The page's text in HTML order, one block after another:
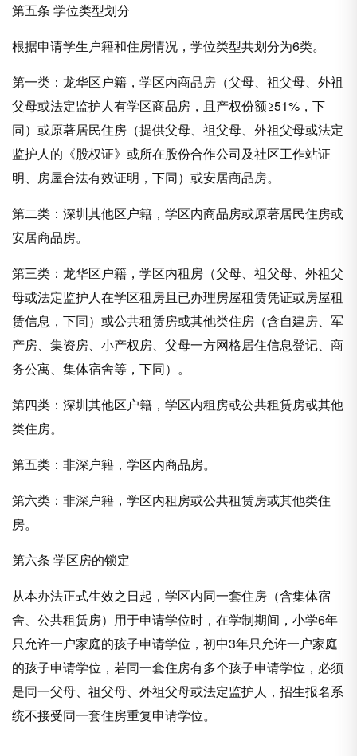
第五条 学位类型划分
根据申请学生户籍和住房情况，学位类型共划分为6类。
第一类：龙华区户籍，学区内商品房（父母、祖父母、外祖
父母或法定监护人有学区商品房，且产权份额≥51%，下
同）或原著居民住房（提供父母、祖父母、外祖父母或法定
监护人的《股权证》或所在股份合作公司及社区工作站证
明、房屋合法有效证明，下同）或安居商品房。
第二类：深圳其他区户籍，学区内商品房或原著居民住房或
安居商品房。
第三类：龙华区户籍，学区内租房（父母、祖父母、外祖父
母或法定监护人在学区租房且已办理房屋租赁凭证或房屋租
赁信息，下同）或公共租赁房或其他类住房（含自建房、军
产房、集资房、小产权房、父母一方网格居住信息登记、商
务公寓、集体宿舍等，下同）。
第四类：深圳其他区户籍，学区内租房或公共租赁房或其他
类住房。
第五类：非深户籍，学区内商品房。
第六类：非深户籍，学区内租房或公共租赁房或其他类住
房。
第六条 学区房的锁定
从本办法正式生效之日起，学区内同一套住房（含集体宿
舍、公共租赁房）用于申请学位时，在学制期间，小学6年
只允许一户家庭的孩子申请学位，初中3年只允许一户家庭
的孩子申请学位，若同一套住房有多个孩子申请学位，必须
是同一父母、祖父母、外祖父母或法定监护人，招生报名系
统不接受同一套住房重复申请学位。